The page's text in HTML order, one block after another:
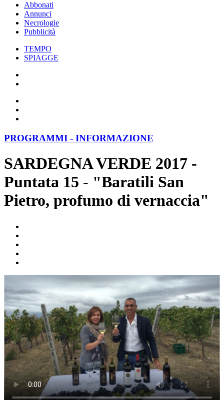
Abbonati
Annunci
Necrologie
Pubblicità
TEMPO
SPIAGGE
PROGRAMMI - INFORMAZIONE
SARDEGNA VERDE 2017 -
Puntata 15 - "Baratili San
Pietro, profumo di vernaccia"